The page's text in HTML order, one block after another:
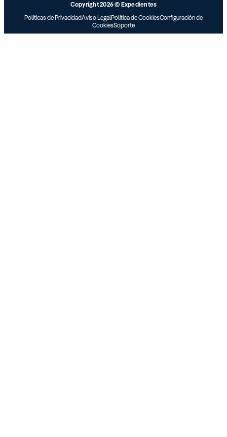
Copyright 2026 © Expedientes
Políticas de PrivacidadAviso LegalPolítica de CookiesConfiguración de
CookiesSoporte